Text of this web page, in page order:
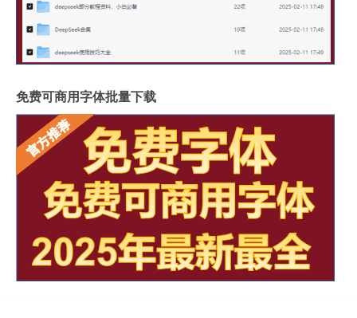
免费可商用字体批量下载